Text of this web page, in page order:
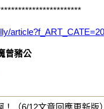
曾豬公
（6/12文章回應更新版）